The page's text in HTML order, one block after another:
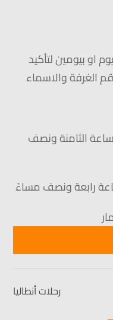
او بيومين لتأكيد
الغرفة والاسماء
الثامنة ونصف
رابعة ونصف مساءً
رحلات أنطاليا